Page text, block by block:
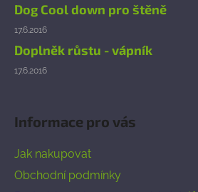
Dog Cool down pro štěně
17.6.2016
Doplněk růstu - vápník
17.6.2016
Informace pro vás
Jak nakupovat
Obchodní podmínky